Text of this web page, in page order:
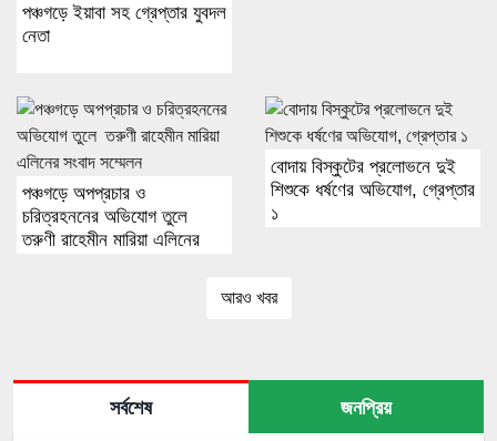
পঞ্চগড়ে ইয়াবা সহ গ্রেপ্তার যুবদল
নেতা
পঞ্চগড়ে অপপ্রচার ও
চরিত্রহননের অভিযোগ তুলে
তরুণী রাহেমীন মারিয়া এলিনের
বোদায় বিস্কুটের প্রলোভনে দুই
শিশুকে ধর্ষণের অভিযোগ, গ্রেপ্তার
১
আরও খবর
সর্বশেষ জনপ্রিয়